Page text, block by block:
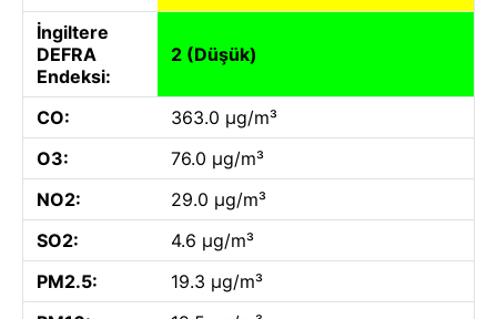
İngiltere
DEFRA
Endeksi:
2 (Düşük)
CO:
363.0 µg/m³
O3:
76.0 µg/m³
NO2:
29.0 µg/m³
SO2:
4.6 µg/m³
PM2.5:
19.3 µg/m³